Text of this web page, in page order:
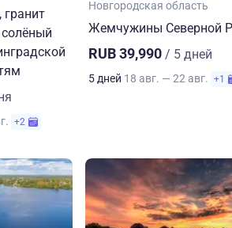
+2
Новгородская область
Жемчужины Северной
RUB 39,990 / 5 дней
5 дней 18 авг. — 22 авг. +1